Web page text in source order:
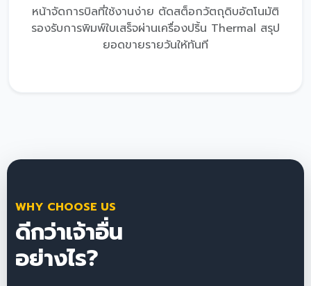
หน้าจัดการบิลที่ใช้งานง่าย ตัดสต็อกวัตถุดิบอัตโนมัติ
รองรับการพิมพ์ใบเสร็จผ่านเครื่องปริ้น Thermal สรุป
ยอดขายรายวันให้ทันที
WHY CHOOSE US
ดีกว่าเจ้าอื่น
อย่างไร?